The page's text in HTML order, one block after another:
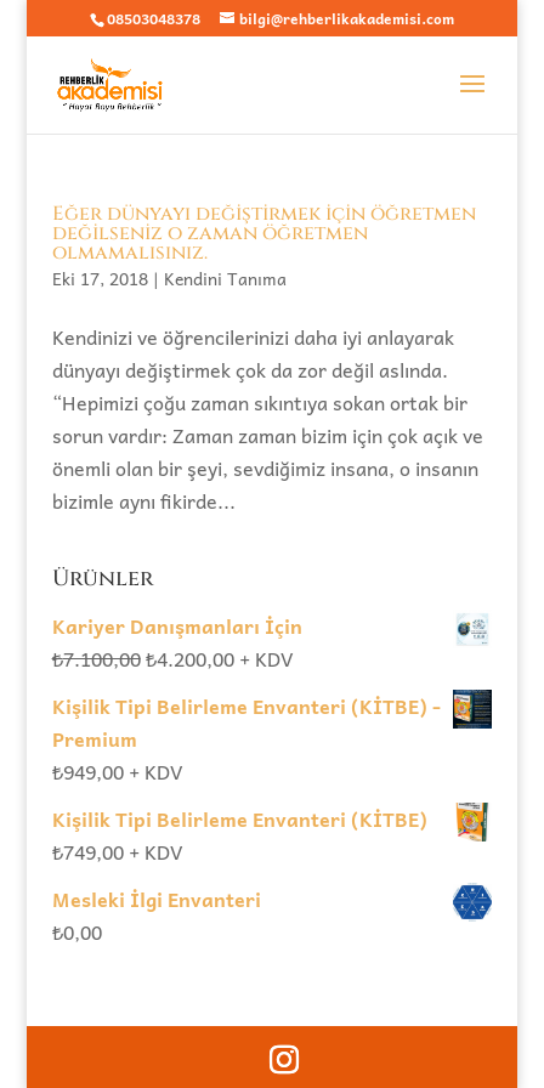
08503048378 bilgi@rehberlikakademisi.com
Eğer dünyayı değiştirmek için öğretmen
değilseniz o zaman öğretmen
olmamalısınız.
Eki 17, 2018| Kendini Tanıma
Kendinizi ve öğrencilerinizi daha iyi anlayarak
dünyayı değiştirmek çok da zor değil aslında.
“Hepimizi çoğu zaman sıkıntıya sokan ortak bir
sorun vardır: Zaman zaman bizim için çok açık ve
önemli olan bir şeyi, sevdiğimiz insana, o insanın
bizimle aynı fikirde...
Ürünler
Kariyer Danışmanları İçin
₺7.100,00Orijinal
₺7.100,00.
₺4.200,00Şu
fiyat:
+ KDV
Kişilik Tipi Belirleme Envanteri (KİTBE) -
Premium
₺949,00 + KDV
Kişilik Tipi Belirleme Envanteri (KİTBE)
₺749,00 + KDV
Mesleki İlgi Envanteri
₺0,00